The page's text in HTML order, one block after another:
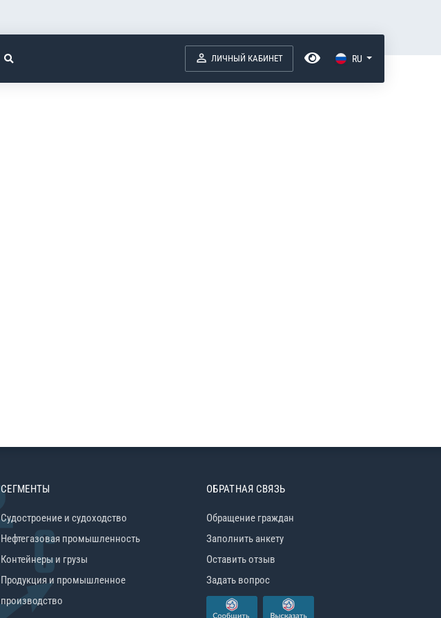
ЛИЧНЫЙ КАБИНЕТ RU
СЕГМЕНТЫ
Судостроение и судоходство
Нефтегазовая промышленность
Контейнеры и грузы
Продукция и промышленное
производство
ОБРАТНАЯ СВЯЗЬ
Обращение граждан
Заполнить анкету
Оставить отзыв
Задать вопрос